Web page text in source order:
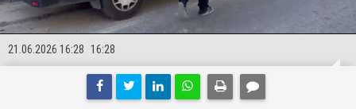
16:28
21.06.2026 16:28